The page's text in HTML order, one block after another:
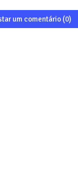
um comentário (0)